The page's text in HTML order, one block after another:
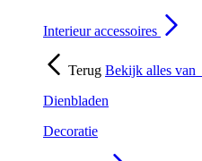
Interieur accessoires
Terug Bekijk alles van
Dienbladen
Decoratie